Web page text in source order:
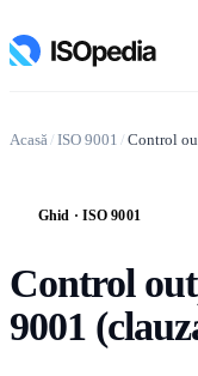
Acasă/ ISO 9001 / Control
Ghid · ISO 9001
Control
9001